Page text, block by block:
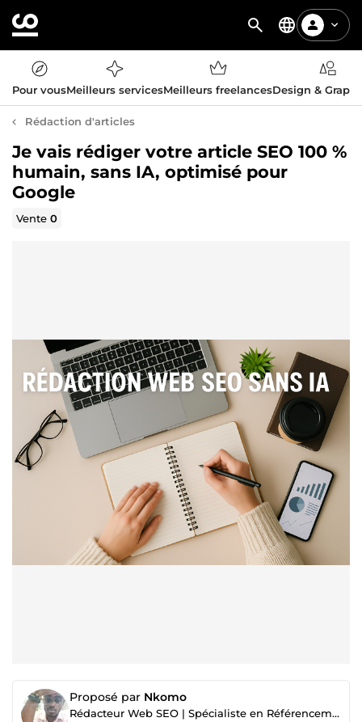
Pour vousMeilleurs servicesMeilleurs freelancesDesign &
Rédaction d'articles
Je vais rédiger votre article SEO 100 %
humain, sans IA, optimisé pour
Google
Vente0
Proposé par Nkomo
Rédacteur Web SEO | Spécialiste en Référencement Naturel.